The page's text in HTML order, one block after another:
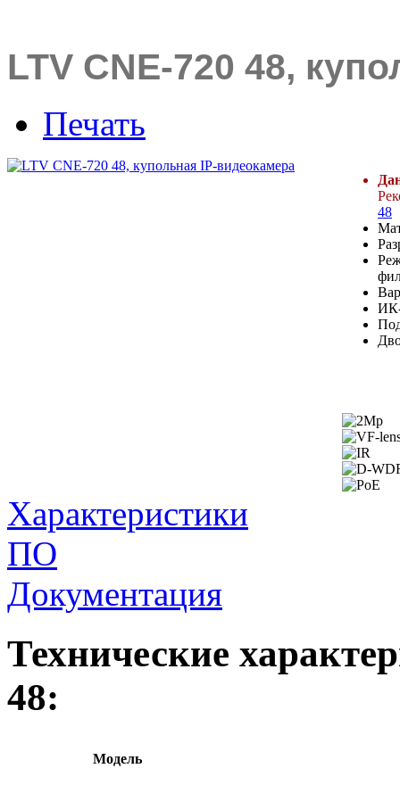
LTV CNE-720 48,
Печать
48
ИК-
Характеристики
ПО
Документация
Технические
48:
Модель